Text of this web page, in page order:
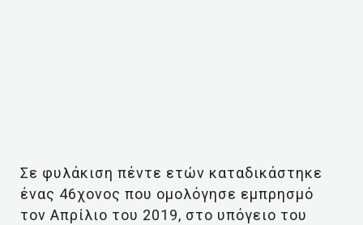
Σε φυλάκιση πέντε ετών καταδικάστηκε
ένας 46χονος που ομολόγησε εμπρησμό
τον Απρίλιο του 2019, στο υπόγειο του